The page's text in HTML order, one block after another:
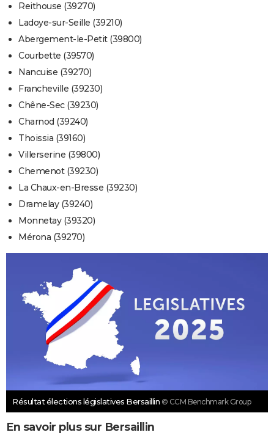
Reithouse (39270)
Ladoye-sur-Seille (39210)
Abergement-le-Petit (39800)
Courbette (39570)
Nancuise (39270)
Francheville (39230)
Chêne-Sec (39230)
Charnod (39240)
Thoissia (39160)
Villerserine (39800)
Chemenot (39230)
La Chaux-en-Bresse (39230)
Dramelay (39240)
Monnetay (39320)
Mérona (39270)
Résultat élections législatives Bersaillin © CCM Benchmark Group
En savoir plus sur Bersaillin